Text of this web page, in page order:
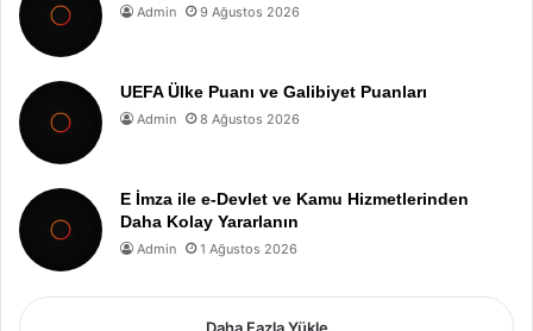
Admin 9 Ağustos 2026
UEFA Ülke Puanı ve Galibiyet Puanları
Admin 8 Ağustos 2026
E İmza ile e-Devlet ve Kamu Hizmetlerinden
Daha Kolay Yararlanın
Admin 1 Ağustos 2026